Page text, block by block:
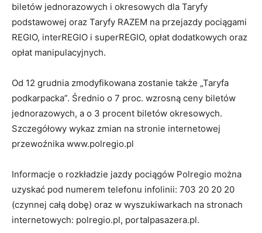
biletów jednorazowych i okresowych dla Taryfy
podstawowej oraz Taryfy RAZEM na przejazdy pociągami
REGIO, interREGIO i superREGIO, opłat dodatkowych oraz
opłat manipulacyjnych.
Od 12 grudnia zmodyfikowana zostanie także „Taryfa
podkarpacka”. Średnio o 7 proc. wzrosną ceny biletów
jednorazowych, a o 3 procent biletów okresowych.
Szczegółowy wykaz zmian na stronie internetowej
przewoźnika www.polregio.pl
Informacje o rozkładzie jazdy pociągów Polregio można
uzyskać pod numerem telefonu infolinii: 703 20 20 20
(czynnej całą dobę) oraz w wyszukiwarkach na stronach
internetowych: polregio.pl, portalpasazera.pl.